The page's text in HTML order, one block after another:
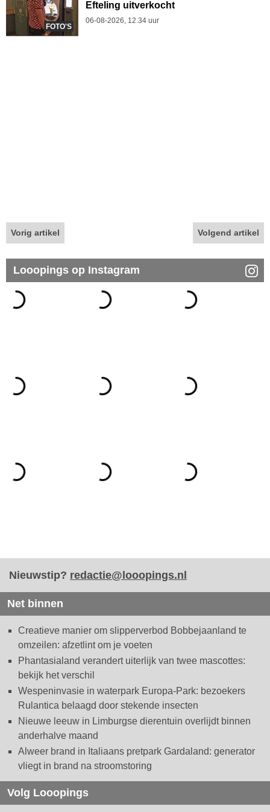
FOTO'S
Efteling uitverkocht
06-08-2026, 12.34 uur
Vorig artikel Volgend artikel
Looopings op Instagram
Nieuwstip? redactie@looopings.nl
Net binnen
Creatieve manier om slipperverbod Bobbejaanland te
omzeilen: afzetlint om je voeten
Phantasialand verandert uiterlijk van twee mascottes:
bekijk het verschil
Wespeninvasie in waterpark Europa-Park: bezoekers
Rulantica belaagd door stekende insecten
Nieuwe leeuw in Limburgse dierentuin overlijdt binnen
anderhalve maand
Alweer brand in Italiaans pretpark Gardaland: generator
vliegt in brand na stroomstoring
Volg Looopings